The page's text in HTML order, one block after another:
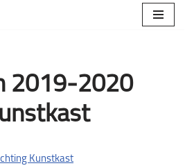
2019-2020
Kunstkast